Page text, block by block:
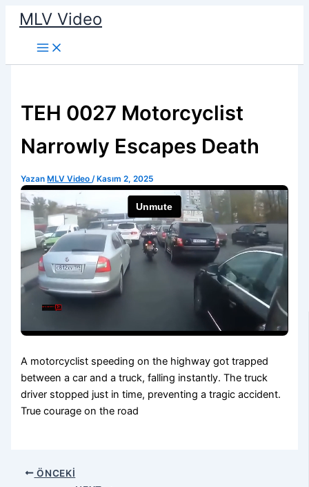
İçeriğe
atla
MLV Video
TEH 0027 Motorcyclist
Narrowly Escapes Death
Yazan MLV Video/ Kasım 2, 2025
A motorcyclist speeding on the highway got trapped
between a car and a truck, falling instantly. The truck
driver stopped just in time, preventing a tragic accident.
True courage on the road
ÖNCEKI